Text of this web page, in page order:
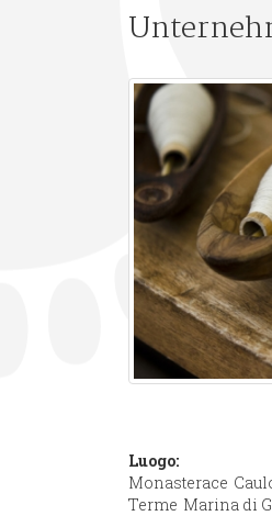
Luogo:
Monasterace
Terme Marina di